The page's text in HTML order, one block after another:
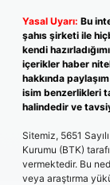
Yasal Uyarı: Bu
şahıs şirketi ile
kendi
içerikler haber
hakkında
isim benzerlikleri
halindedir ve
Sitemiz, 5651
Kurumu (BTK)
vermektedir. Bu
veya araştırma